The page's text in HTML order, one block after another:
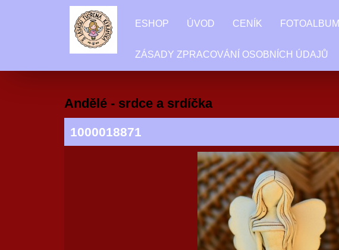
ESHOP ÚVOD CENÍK FOTOALBUM
ZÁSADY ZPRACOVÁNÍ OSOBNÍCH ÚDAJŮ
Andělé - srdce a srdíčka
1000018871